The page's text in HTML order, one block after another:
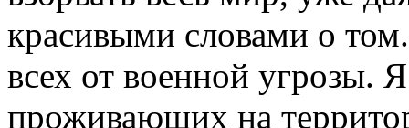
красивыми словами о
всех от военной угрозы.
проживающих на